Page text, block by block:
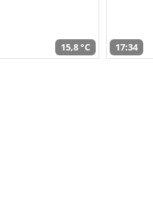
15,8 °C 17:34